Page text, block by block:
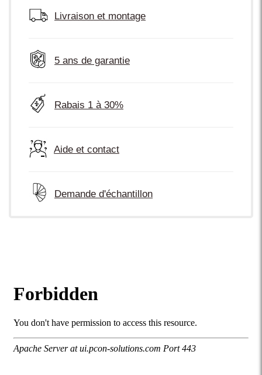
Livraison et montage
5 ans de garantie
Rabais 1 à 30%
Aide et contact
Demande d'échantillon